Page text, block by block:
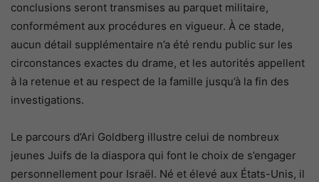
conclusions seront transmises au parquet militaire,
conformément aux procédures en vigueur. À ce stade,
aucun détail supplémentaire n’a été rendu public sur les
circonstances exactes du drame, et les autorités appellent
à la retenue et au respect de la famille jusqu’à la fin des
investigations.
Le parcours d’Ari Goldberg illustre celui de nombreux
jeunes Juifs de la diaspora qui font le choix de s’engager
personnellement pour Israël. Né et élevé aux États-Unis, il